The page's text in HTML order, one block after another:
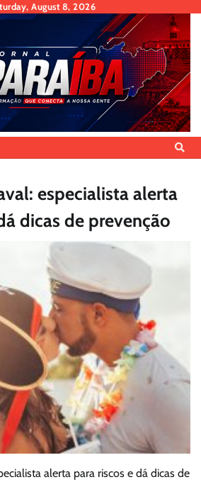
August 8, 2026
especialista alerta
dicas de prevenção
alerta para riscos e dá dicas de